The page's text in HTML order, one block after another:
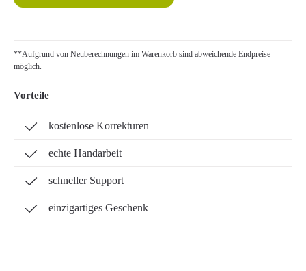
**Aufgrund von Neuberechnungen im Warenkorb sind abweichende Endpreise
möglich.
Vorteile
kostenlose Korrekturen
echte Handarbeit
schneller Support
einzigartiges Geschenk